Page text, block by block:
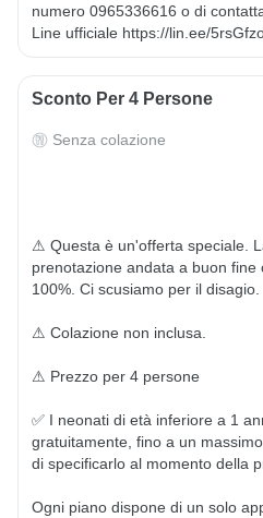
numero 0965336616 o di
Line ufficiale https://lin.ee/
Sconto Per 4 Persone
Senza colazione
⚠ Questa è un'offerta speciale.
prenotazione andata a buon
100%. Ci scusiamo per il disagio.
⚠ Colazione non inclusa.
⚠ Prezzo per 4 persone
✅ I neonati di età inferiore a 1
gratuitamente, fino a un
di specificarlo al momento della
Ogni piano dispone di un solo